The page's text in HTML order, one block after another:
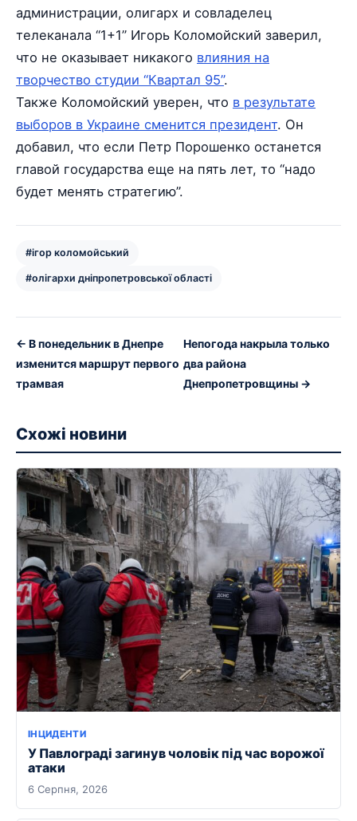
администрации, олигарх и совладелец
телеканала “1+1” Игорь Коломойский заверил,
что не оказывает никакого влияния на
творчество студии “Квартал 95”.
Также Коломойский уверен, что в результате
выборов в Украине сменится президент. Он
добавил, что если Петр Порошенко останется
главой государства еще на пять лет, то “надо
будет менять стратегию”.
#ігор коломойський
#олігархи дніпропетровської області
← В понедельник в Днепре
изменится маршрут первого
трамвая
Непогода накрыла только
два района
Днепропетровщины →
Схожі новини
ІНЦИДЕНТИ
У Павлограді загинув чоловік під час ворожої
атаки
6 Серпня, 2026